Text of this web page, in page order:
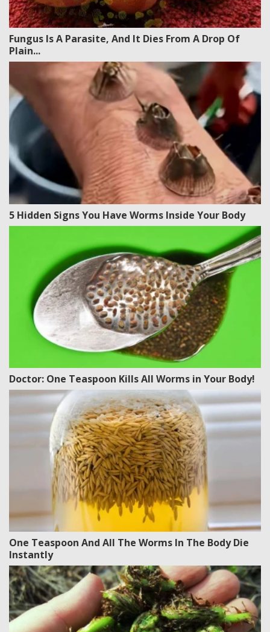
Fungus Is A Parasite, And It Dies From A Drop Of
Plain...
5 Hidden Signs You Have Worms Inside Your Body
Doctor: One Teaspoon Kills All Worms in Your Body!
One Teaspoon And All The Worms In The Body Die
Instantly